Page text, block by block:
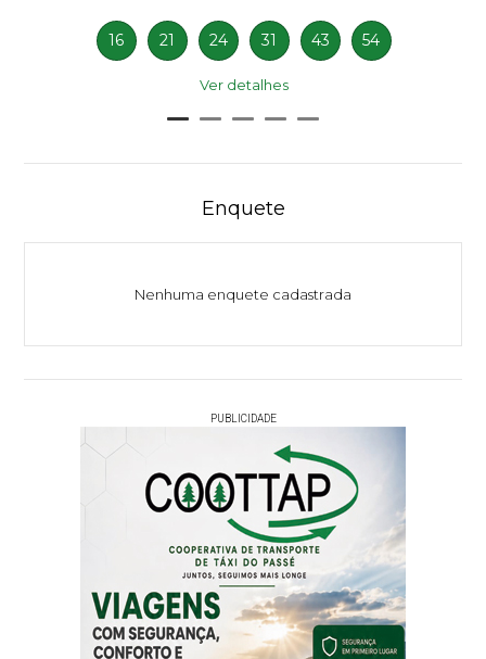
16 21 24 31 43 54
Ver detalhes
Enquete
Nenhuma enquete cadastrada
PUBLICIDADE